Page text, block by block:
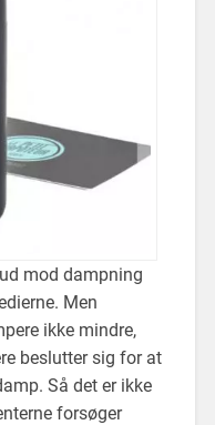
mod dampning
Men
ikke mindre,
beslutter sig for at
Så det er ikke
forsøger